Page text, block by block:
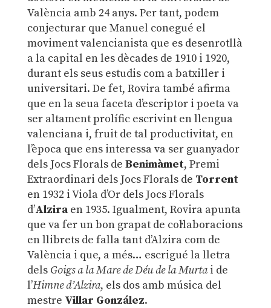
València amb 24 anys. Per tant, podem
conjecturar que Manuel conegué el
moviment valencianista que es desenrotllà
a la capital en les dècades de 1910 i 1920,
durant els seus estudis com a batxiller i
universitari. De fet, Rovira també afirma
que en la seua faceta d’escriptor i poeta va
ser altament prolífic escrivint en llengua
valenciana i, fruit de tal productivitat, en
l’època que ens interessa va ser guanyador
dels Jocs Florals de Benimàmet, Premi
Extraordinari dels Jocs Florals de Torrent
en 1932 i Viola d’Or dels Jocs Florals
d’Alziraen 1935. Igualment, Rovira apunta
que va fer un bon grapat de col·laboracions
en llibrets de falla tant d’Alzira com de
València i que, a més… escrigué la lletra
dels Goigs a la Mare de Déu de la Murtai de
l’Himne d’Alzira, els dos amb música del
mestre Villar González.